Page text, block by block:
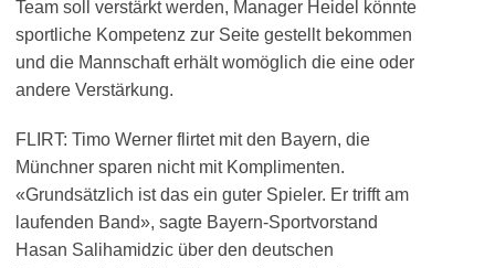
Team soll verstärkt werden, Manager Heidel könnte
sportliche Kompetenz zur Seite gestellt bekommen
und die Mannschaft erhält womöglich die eine oder
andere Verstärkung.
FLIRT: Timo Werner flirtet mit den Bayern, die
Münchner sparen nicht mit Komplimenten.
«Grundsätzlich ist das ein guter Spieler. Er trifft am
laufenden Band», sagte Bayern-Sportvorstand
Hasan Salihamidzic über den deutschen